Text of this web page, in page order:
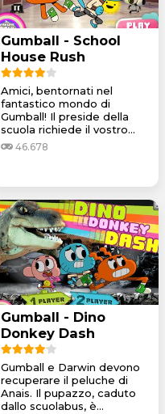
Gumball - School
House Rush
Amici, bentornati nel
fantastico mondo di
Gumball! Il preside della
scuola richiede il vostro...
46.678
Gumball - Dino
Donkey Dash
Gumball e Darwin devono
recuperare il peluche di
Anais. Il pupazzo, caduto
dallo scuolabus, è...